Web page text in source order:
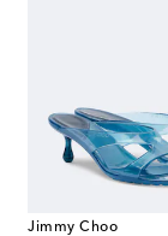
Jimmy Choo